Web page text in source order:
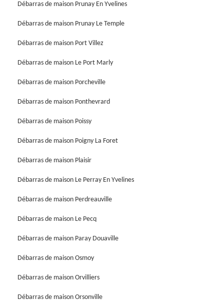
Débarras de maison Prunay En Yvelines
Débarras de maison Prunay Le Temple
Débarras de maison Port Villez
Débarras de maison Le Port Marly
Débarras de maison Porcheville
Débarras de maison Ponthevrard
Débarras de maison Poissy
Débarras de maison Poigny La Foret
Débarras de maison Plaisir
Débarras de maison Le Perray En Yvelines
Débarras de maison Perdreauville
Débarras de maison Le Pecq
Débarras de maison Paray Douaville
Débarras de maison Osmoy
Débarras de maison Orvilliers
Débarras de maison Orsonville